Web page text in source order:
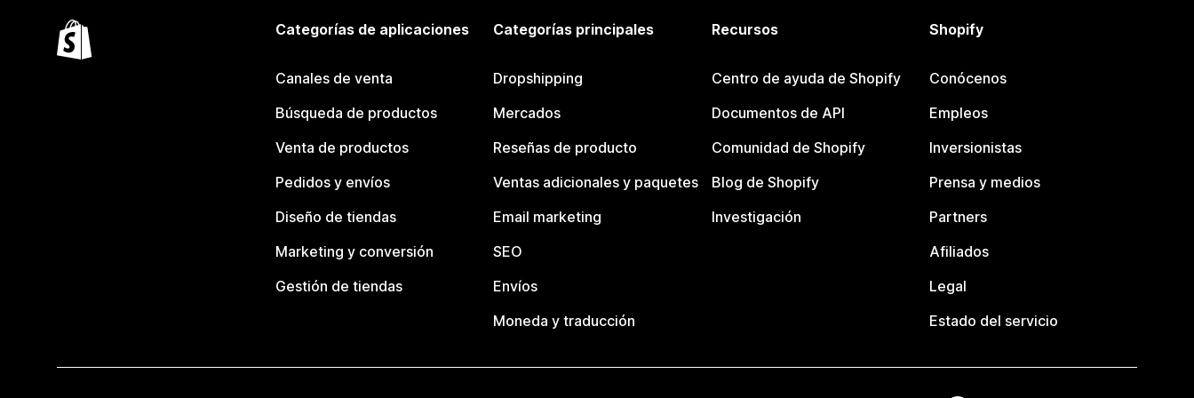
Categorías de aplicaciones
Canales de venta
Búsqueda de productos
Venta de productos
Pedidos y envíos
Diseño de tiendas
Marketing y conversión
Gestión de tiendas
Categorías principales
Dropshipping
Mercados
Reseñas de producto
Ventas adicionales y paquetes
Email marketing
SEO
Envíos
Moneda y traducción
Recursos
Centro de ayuda de Shopify
Documentos de API
Comunidad de Shopify
Blog de Shopify
Investigación
Shopify
Conócenos
Empleos
Inversionistas
Prensa y medios
Partners
Afiliados
Legal
Estado del servicio